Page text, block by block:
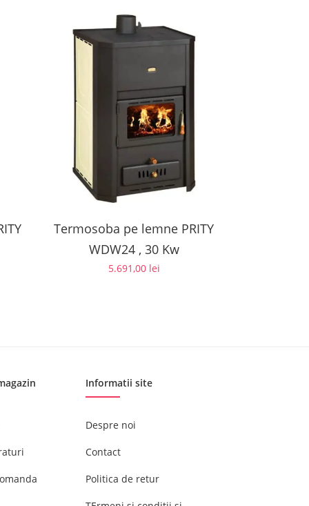
Termosoba pe lemne PRITY
WDW24 , 30 Kw
5.691,00 lei
Informatii site
Despre noi
Contact
Politica de retur